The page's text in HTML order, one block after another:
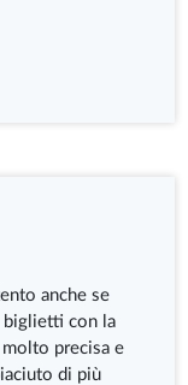
anche se
biglietti con la
molto precisa e
di più